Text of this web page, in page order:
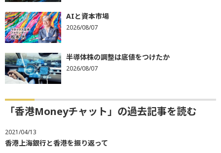
AIと資本市場
2026/08/07
半導体株の調整は底値をつけたか
2026/08/07
「香港Moneyチャット」の過去記事を読む
2021/04/13
香港上海銀行と香港を振り返って